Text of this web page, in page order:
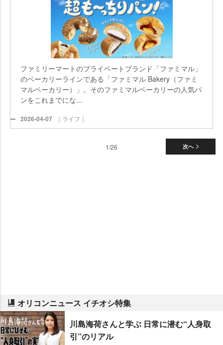
ファミリーマートのプライベートブランド「ファミマル」
のベーカリーラインである「ファミマル Bakery（ファミ
マルベーカリー）」。そのファミマルベーカリーの人気パ
ンをこれまでにな...
2026-04-07 ｜ライフ｜
次へ
1/26
オリコンニュース イチオシ特集
川島海荷さんと学ぶ 日常に潜む“人身取
引”のリアル